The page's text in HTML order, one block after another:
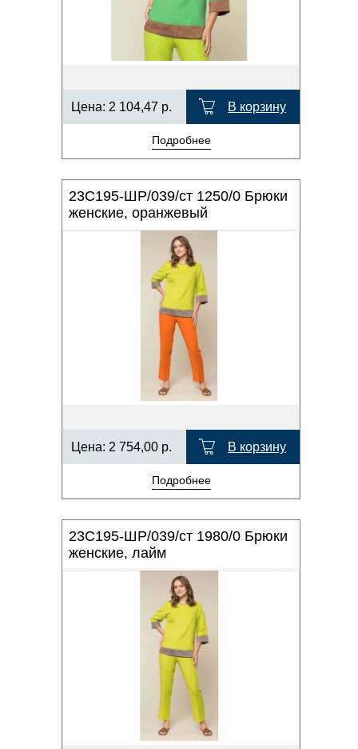
Цена: 2 104,47 р. В корзину
Подробнее
23С195-ШР/039/ст 1250/0 Брюки
женские, оранжевый
Цена: 2 754,00 р. В корзину
Подробнее
23С195-ШР/039/ст 1980/0 Брюки
женские, лайм